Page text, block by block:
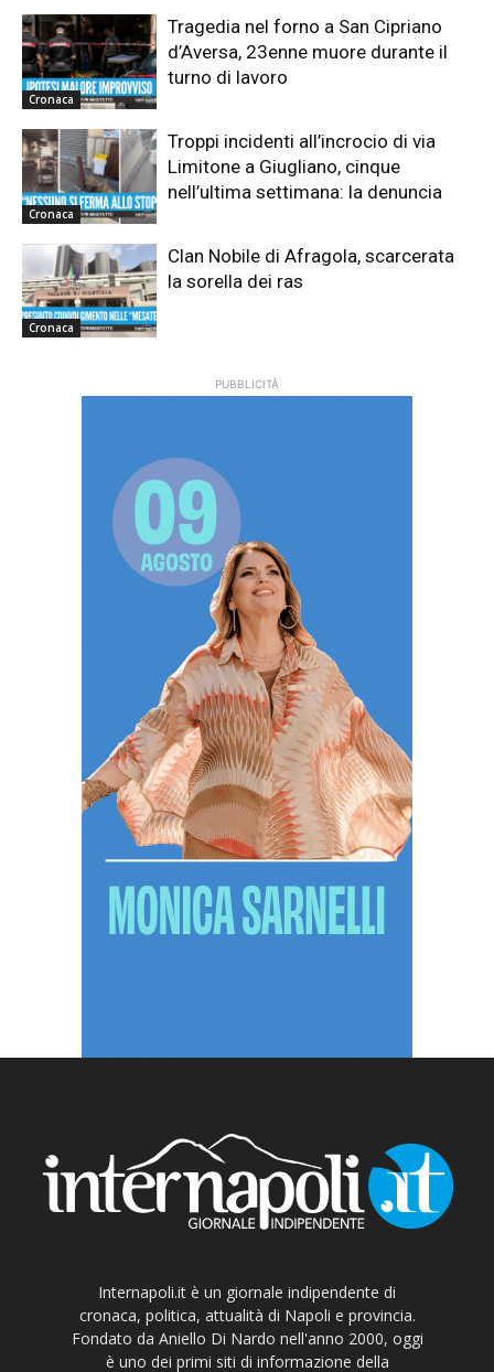
Cronaca
Tragedia nel forno a San Cipriano
d’Aversa, 23enne muore durante il
turno di lavoro
Cronaca
Troppi incidenti all’incrocio di via
Limitone a Giugliano, cinque
nell’ultima settimana: la denuncia
Cronaca
Clan Nobile di Afragola, scarcerata
la sorella dei ras
PUBBLICITÀ
Internapoli.it è un giornale indipendente di
cronaca, politica, attualità di Napoli e provincia.
Fondato da Aniello Di Nardo nell'anno 2000, oggi
è uno dei primi siti di informazione della